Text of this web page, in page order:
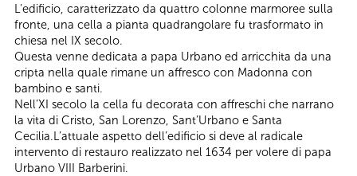
L’edificio, caratterizzato da quattro colonne marmoree sulla
fronte, una cella a pianta quadrangolare fu trasformato in
chiesa nel IX secolo.
Questa venne dedicata a papa Urbano ed arricchita da una
cripta nella quale rimane un affresco con Madonna con
bambino e santi.
Nell’XI secolo la cella fu decorata con affreschi che narrano
la vita di Cristo, San Lorenzo, Sant’Urbano e Santa
Cecilia.L’attuale aspetto dell’edificio si deve al radicale
intervento di restauro realizzato nel 1634 per volere di papa
Urbano VIII Barberini.